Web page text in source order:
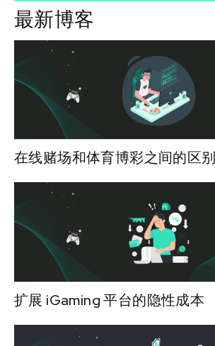
最新博客
在线赌场和体育博彩之间的区别
扩展 iGaming 平台的隐性成本